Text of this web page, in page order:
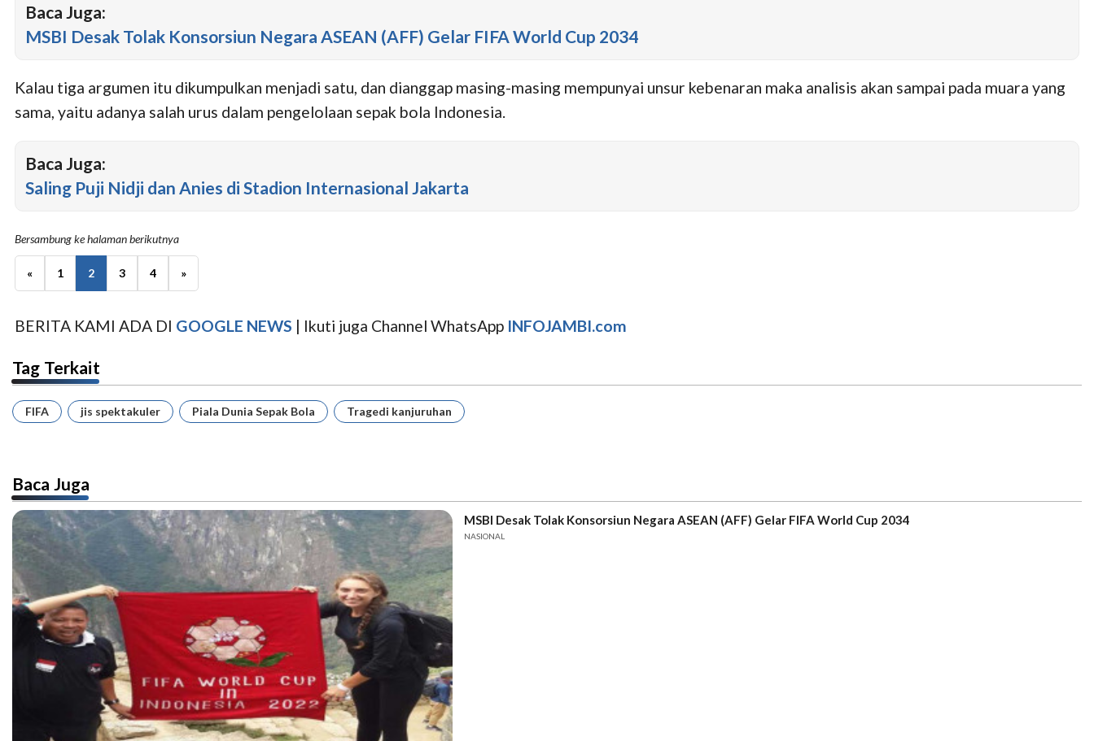
Baca Juga:
MSBI Desak Tolak Konsorsiun Negara ASEAN (AFF) Gelar FIFA World Cup 2034
Kalau tiga argumen itu dikumpulkan menjadi satu, dan dianggap masing-masing mempunyai unsur kebenaran maka analisis akan sampai pada muara yang
sama, yaitu adanya salah urus dalam pengelolaan sepak bola Indonesia.
Baca Juga:
Saling Puji Nidji dan Anies di Stadion Internasional Jakarta
Bersambung ke halaman berikutnya
« 1 2 3 4 »
BERITA KAMI ADA DI GOOGLE NEWS | Ikuti juga Channel WhatsApp INFOJAMBI.com
Tag Terkait
FIFA jis spektakuler Piala Dunia Sepak Bola Tragedi kanjuruhan
Baca Juga
MSBI Desak Tolak Konsorsiun Negara ASEAN (AFF) Gelar FIFA World Cup 2034
NASIONAL